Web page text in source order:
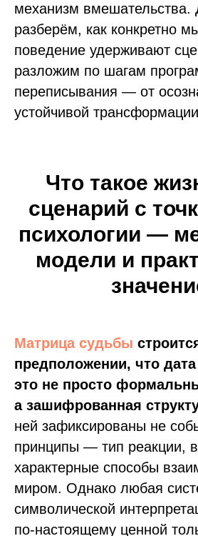
механизм
разберём, как конкретно
поведение удерживают
разложим по шагам
переписывания — от
устойчивой
Что такое
сценарий с
психологии —
модели и
Матрица судьбы
предположении, что
это не просто
а зашифрованная
ней зафиксированы не
принципы — тип реакции,
характерные способы
миром. Однако любая
символической
по-настоящему ценной